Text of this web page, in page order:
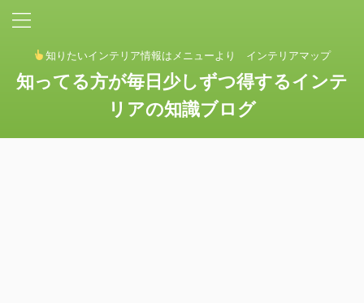
知りたいインテリア情報はメニューより インテリアマップ
知ってる方が毎日少しずつ得するインテ
リアの知識ブログ